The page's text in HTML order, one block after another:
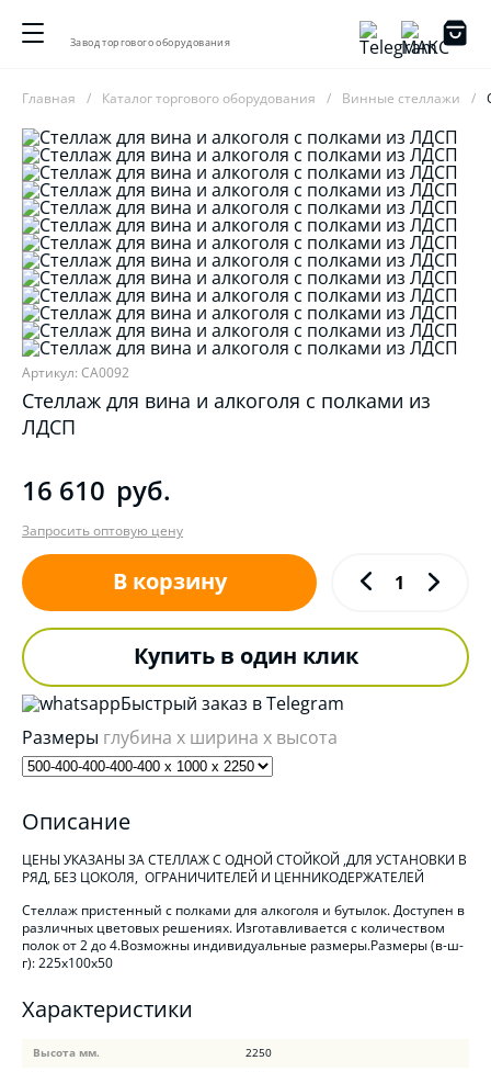
Завод торгового оборудования
Главная Каталог торгового оборудования Винные стеллажи
Артикул: СА0092
Стеллаж для вина и алкоголя с полками из
ЛДСП
16 610 руб.
Запросить оптовую цену
В корзину
Купить в один клик
Быстрый заказ в Telegram
Размеры глубина x ширина x высота
Описание
ЦЕНЫ УКАЗАНЫ ЗА СТЕЛЛАЖ С ОДНОЙ СТОЙКОЙ ,ДЛЯ УСТАНОВКИ В
РЯД, БЕЗ ЦОКОЛЯ, ОГРАНИЧИТЕЛЕЙ И ЦЕННИКОДЕРЖАТЕЛЕЙ
Стеллаж пристенный с полками для алкоголя и бутылок. Доступен в
различных цветовых решениях. Изготавливается с количеством
полок от 2 до 4.Возможны индивидуальные размеры.Размеры (в-ш-
г): 225х100х50
Характеристики
Высота мм.
2250